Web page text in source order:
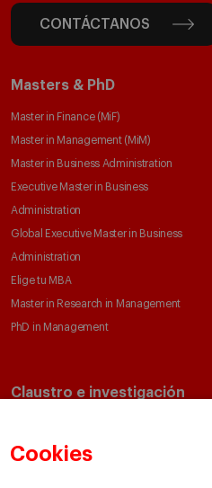
Cookies
CONTÁCTANOS
Masters & PhD
Master in Finance (MiF)
Master in Management (MiM)
Master in Business Administration
Executive Master in Business
Administration
Global Executive Master in Business
Administration
Elige tu MBA
Master in Research in Management
PhD in Management
Claustro e investigación
Departamentos académicos